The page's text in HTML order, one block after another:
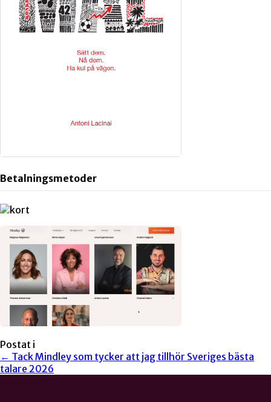
Betalningsmetoder
Postat i
← Tack Mindley som tycker att jag tillhör Sveriges bästa
talare 2026